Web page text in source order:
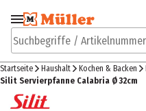
Zur Navigation
springen
Suchbegriffe / Artikelnummer
Startseite Haushalt Kochen & Backen
Silit Servierpfanne Calabria Ø 32cm